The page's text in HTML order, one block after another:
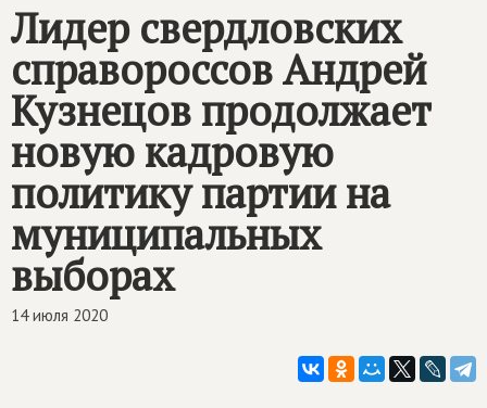
Лидер свердловских
справороссов Андрей
Кузнецов продолжает
новую кадровую
политику партии на
муниципальных
выборах
14 июля 2020